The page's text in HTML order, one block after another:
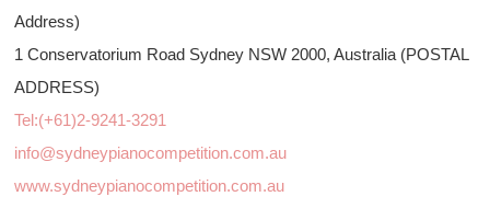
Address)
1 Conservatorium Road Sydney NSW 2000, Australia (POSTAL
ADDRESS)
Tel:(+61)2-9241-3291
info@sydneypianocompetition.com.au
www.sydneypianocompetition.com.au